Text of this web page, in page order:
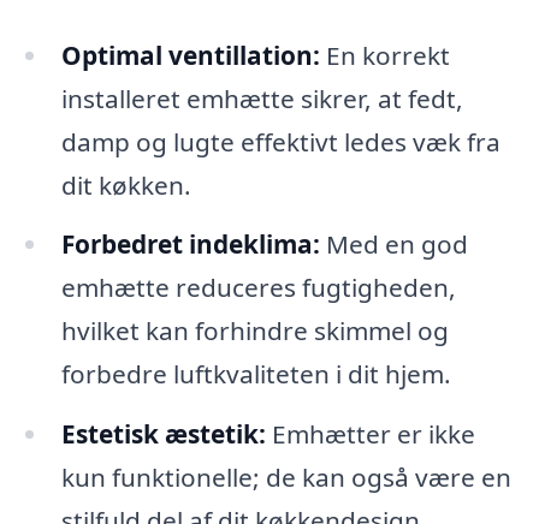
Optimal ventillation: En korrekt
installeret emhætte sikrer, at fedt,
damp og lugte effektivt ledes væk fra
dit køkken.
Forbedret indeklima: Med en god
emhætte reduceres fugtigheden,
hvilket kan forhindre skimmel og
forbedre luftkvaliteten i dit hjem.
Estetisk æstetik: Emhætter er ikke
kun funktionelle; de kan også være en